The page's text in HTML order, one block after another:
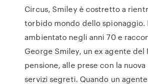
Circus, Smiley è costretto a
torbido mondo dello spionaggio.
ambientato negli anni 70 e
George Smiley, un ex agente del
pensione, alle prese con la
servizi segreti. Quando un